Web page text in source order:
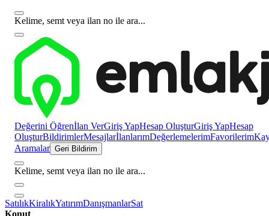
Kelime, semt veya ilan no ile ara...
Değerini Öğrenİlan VerGiriş YapHesap OluşturGiriş YapHesap
OluşturBildirimlerMesajlarİlanlarımDeğerlemelerimFavorilerim
Aramalar Geri Bildirim
Kelime, semt veya ilan no ile ara...
SatılıkKiralıkYatırımDanışmanlarSat
Konut